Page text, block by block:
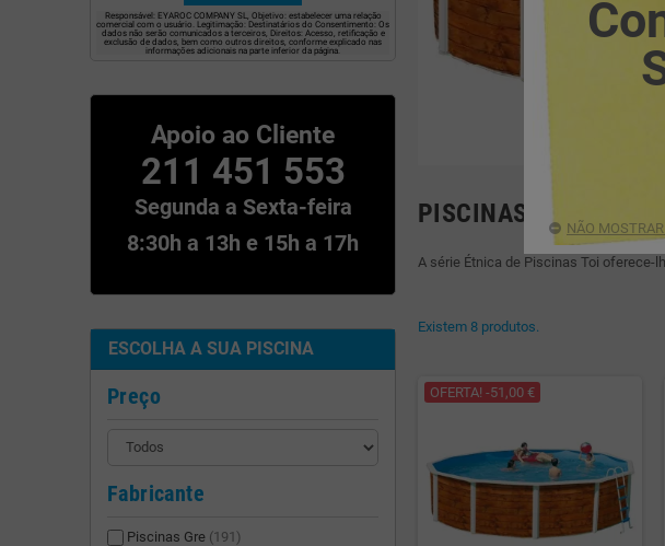
Responsável: EYAROC COMPANY SL, Objetivo: estabelecer uma relação
comercial com o usuário. Legitimação: Destinatários do Consentimento: Os
dados não serão comunicados a terceiros, Direitos: Acesso, retificação e
exclusão de dados, bem como outros direitos, conforme explicado nas
informações adicionais na parte inferior da página.
Apoio ao Cliente
211 451 553
Segunda a Sexta-feira
8:30h a 13h e 15h a 17h
ESCOLHA A SUA PISCINA
Preço
Fabricante
Piscinas Gre (191)
PISCINAS TOI ÉTNICA
A série Étnica de Piscinas Toi oferece-
Existem 8 produtos.
OFERTA! -51,00 €
NÃO